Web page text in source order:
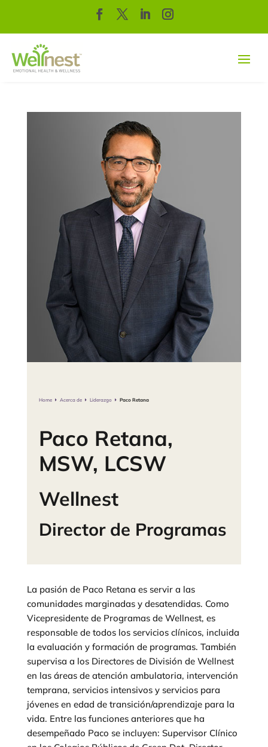
Home Acerca de Liderazgo Paco Retana
Paco Retana,
MSW, LCSW
Wellnest
Director de Programas
La pasión de Paco Retana es servir a las
comunidades marginadas y desatendidas. Como
Vicepresidente de Programas de Wellnest, es
responsable de todos los servicios clínicos, incluida
la evaluación y formación de programas. También
supervisa a los Directores de División de Wellnest
en las áreas de atención ambulatoria, intervención
temprana, servicios intensivos y servicios para
jóvenes en edad de transición/aprendizaje para la
vida. Entre las funciones anteriores que ha
desempeñado Paco se incluyen: Supervisor Clínico